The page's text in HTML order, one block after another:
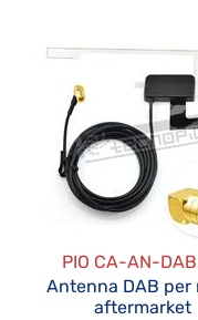
PIO CA-AN-
Antenna DAB per
aftermarket